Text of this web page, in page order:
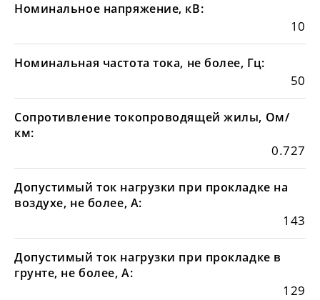
Номинальное напряжение, кВ:
10
Номинальная частота тока, не более, Гц:
50
Сопротивление токопроводящей жилы, Ом/
км:
0.727
Допустимый ток нагрузки при прокладке на
воздухе, не более, А:
143
Допустимый ток нагрузки при прокладке в
грунте, не более, А:
129